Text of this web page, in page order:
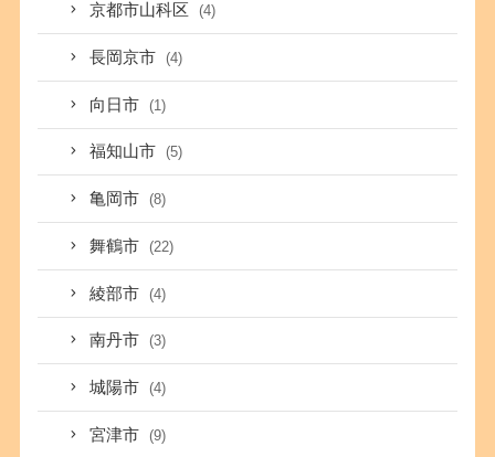
京都市山科区 (4)
長岡京市 (4)
向日市 (1)
福知山市 (5)
亀岡市 (8)
舞鶴市 (22)
綾部市 (4)
南丹市 (3)
城陽市 (4)
宮津市 (9)